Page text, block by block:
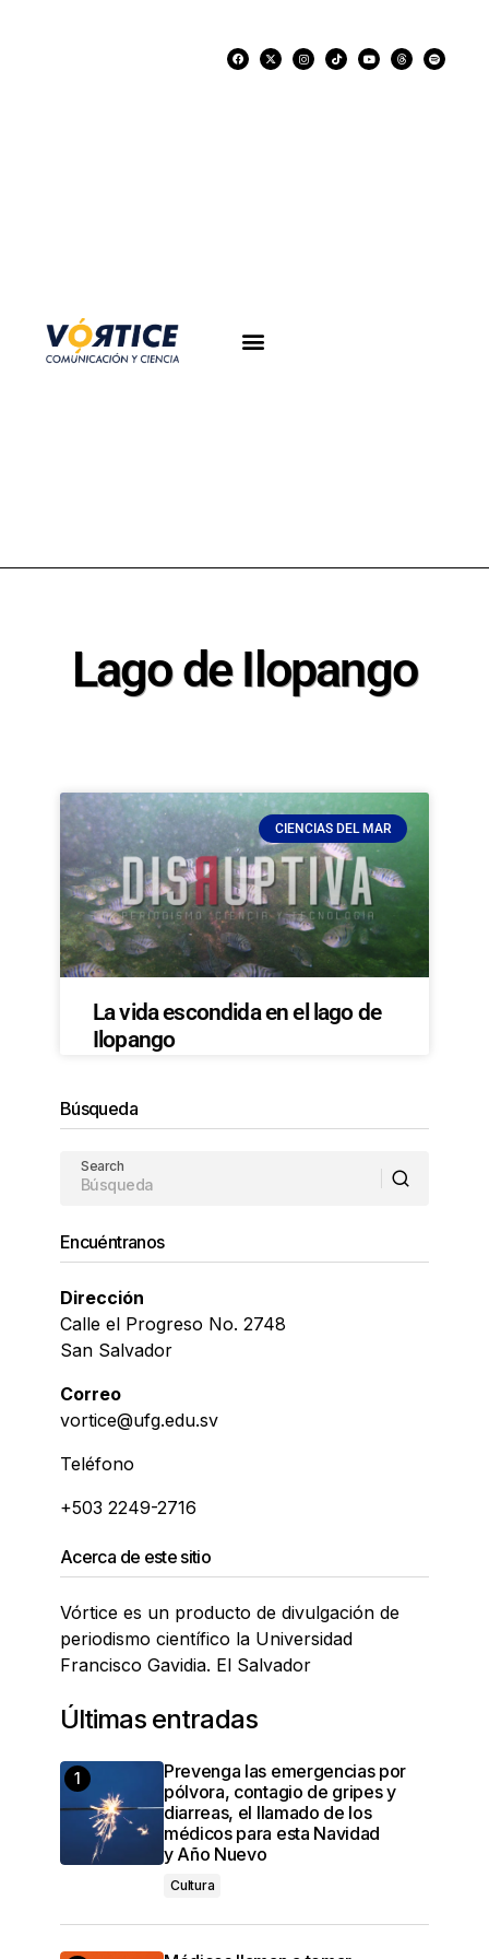
Lago de Ilopango
CIENCIAS DEL MAR
La vida escondida en el lago de
Ilopango
Búsqueda
Search
Encuéntranos
Dirección
Calle el Progreso No. 2748
San Salvador
Correo
vortice@ufg.edu.sv
Teléfono
+503 2249-2716
Acerca de este sitio
Vórtice es un producto de divulgación de
periodismo científico la Universidad
Francisco Gavidia. El Salvador
Últimas entradas
Prevenga las emergencias por
pólvora, contagio de gripes y
diarreas, el llamado de los
médicos para esta Navidad
y Año Nuevo
Cultura